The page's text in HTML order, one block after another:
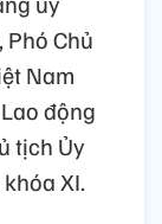
Chủ
Nam
động
tịch Ủy
XI.